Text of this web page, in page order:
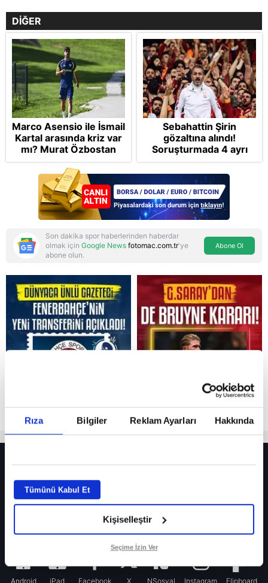
Rıza Bilgiler Reklam Ayarları Hakkında
Tümünü Kabul Et
Kişiselleştir
Seçime İzin Ver
Reddet
DİĞER
Marco Asensio ile İsmail
Kartal arasında kriz var
mı? Murat Özbostan
analiz etti: Egoları da
yönetmelisiniz
Sebahattin Şirin
gözaltına alındı!
Soruşturmada 4 ayrı
suçlama var
Son dakika spor haberlerinden haberdar
olmak için Google News fotomac.com.tr'ye
abone olun.
Abone Ol
Fenerbahçe’de sürpriz ayrılık ihtimali! Devre arasında gelmişti
Fenerbahçe’nin yeni transferi Mason Greenwood için olay sözler!
Galatasaray’da rota yeniden Thiago Almada!
Android iPad Facebook X NSosyal Instagram Flipboard